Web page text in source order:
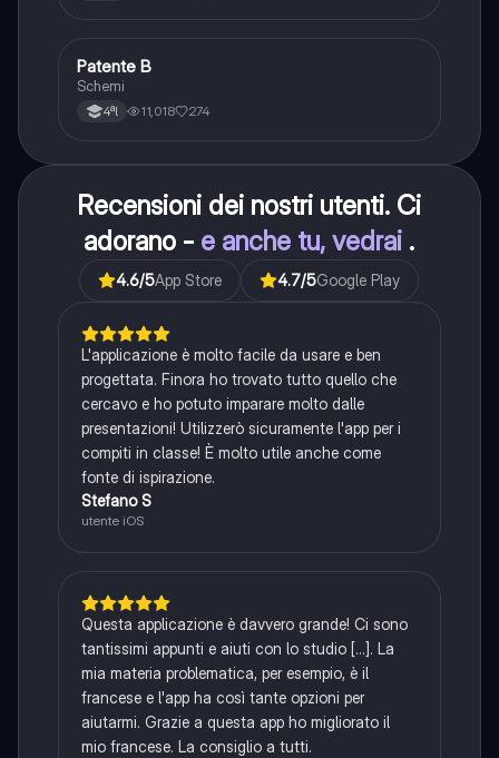
Altro
Patente B
Schemi
4ªl 11,018 274
Recensioni dei nostri utenti. Ci
adorano - e anche tu, vedrai .
4.6/5App Store 4.7/5Google Play
L'applicazione è molto facile da usare e ben
progettata. Finora ho trovato tutto quello che
cercavo e ho potuto imparare molto dalle
presentazioni! Utilizzerò sicuramente l'app per i
compiti in classe! È molto utile anche come
fonte di ispirazione.
Stefano S
utente iOS
Questa applicazione è davvero grande! Ci sono
tantissimi appunti e aiuti con lo studio [...]. La
mia materia problematica, per esempio, è il
francese e l'app ha così tante opzioni per
aiutarmi. Grazie a questa app ho migliorato il
mio francese. La consiglio a tutti.